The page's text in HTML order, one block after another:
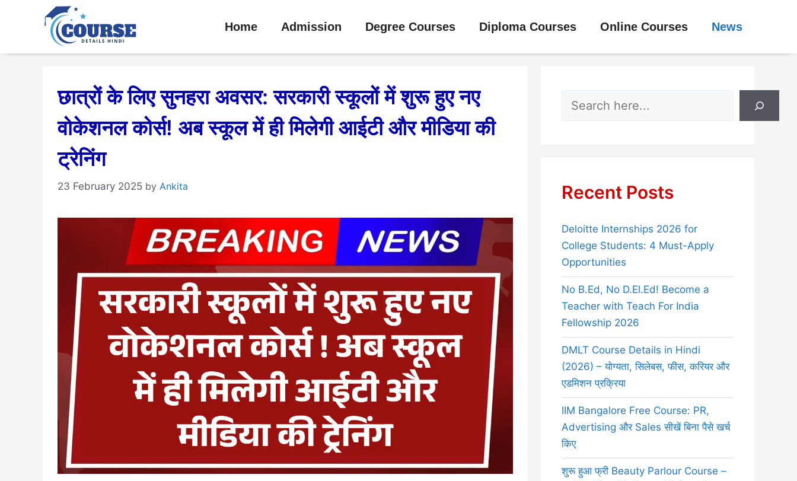
content
Home Admission Degree Courses Diploma Courses Online Courses News
छात्रों के लिए सुनहरा अवसर: सरकारी स्कूलों में शुरू हुए नए
वोकेशनल कोर्स! अब स्कूल में ही मिलेगी आईटी और मीडिया की
ट्रेनिंग
23 February 2025 by Ankita
Search
Recent Posts
Deloitte Internships 2026 for
College Students: 4 Must-Apply
Opportunities
No B.Ed, No D.El.Ed! Become a
Teacher with Teach For India
Fellowship 2026
DMLT Course Details in Hindi
(2026) – योग्यता, सिलेबस, फीस, करियर और
एडमिशन प्रक्रिया
IIM Bangalore Free Course: PR,
Advertising और Sales सीखें बिना पैसे खर्च
किए
शुरू हुआ फ्री Beauty Parlour Course –